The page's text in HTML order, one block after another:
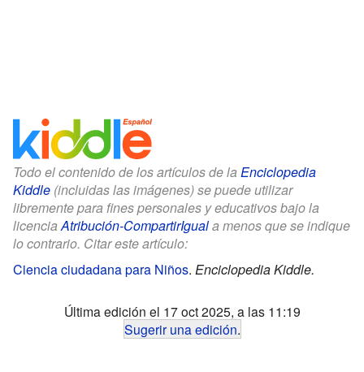
Todo el contenido de los artículos de la Enciclopedia
Kiddle (incluidas las imágenes) se puede utilizar
libremente para fines personales y educativos bajo la
licenciaAtribución-CompartirIguala menos que se indique
lo contrario. Citar este artículo:
Ciencia ciudadana para Niños. Enciclopedia Kiddle.
Última edición el 17 oct 2025, a las 11:19
Sugerir una edición.